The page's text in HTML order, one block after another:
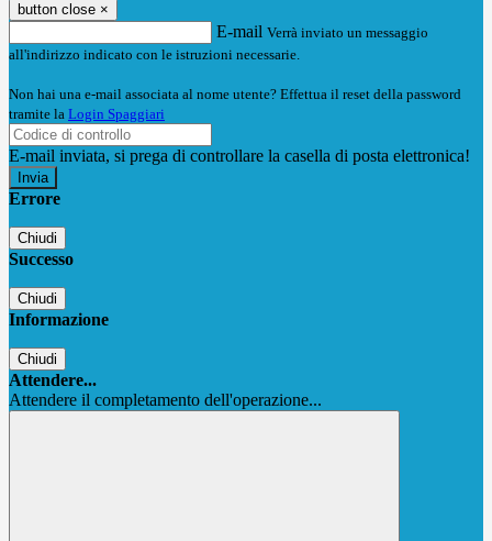
button close ×
E-mail Verrà inviato un messaggio
all'indirizzo indicato con le istruzioni necessarie.
Non hai una e-mail associata al nome utente? Effettua il reset della password
tramite la Login Spaggiari
E-mail inviata, si prega di controllare la casella di posta elettronica!
Errore
Chiudi
Successo
Chiudi
Informazione
Chiudi
Attendere...
Attendere il completamento dell'operazione...